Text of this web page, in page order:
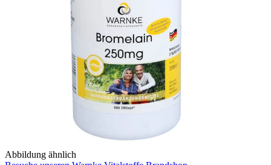
Abbildung ähnlich